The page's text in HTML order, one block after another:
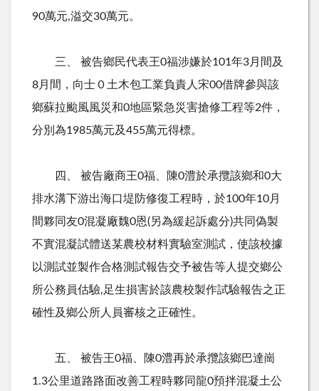
90萬元,溢交30萬元。
三、 被告鄉民代表王0福涉嫌於101年3月間及
8月間，向士０土木包工業負責人宋00借牌參與該
鄉蘇拉颱風風災和0地區緊急災害搶修工程等2件，
分別為1985萬元及455萬元得標。
四、 被告廠商王0福、陳0澧於承攬該鄉和0大
排水溝下游出海口堤防修復工程時，於100年10月
間夥同友0混凝廠魏0恩(另為緩起訴處分)共同偽製
不實混凝試體送某農校材料實驗室測試，使該校據
以測試並製作合格測試報告交予被告等人提交鄉公
所公務員估驗,足生損害於該農校製作試驗報告之正
確性及鄉公所人員審核之正確性。
五、 被告王0福、陳0澧再於承攬該鄉巴達崗
1.3公里道路路面改善工程時夥同龍0預拌混凝土公